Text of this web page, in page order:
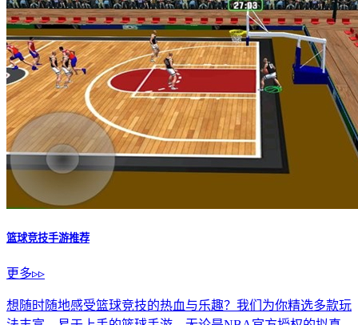
篮球竞技手游推荐
更多▹▹
想随时随地感受篮球竞技的热血与乐趣？我们为你精选多款玩